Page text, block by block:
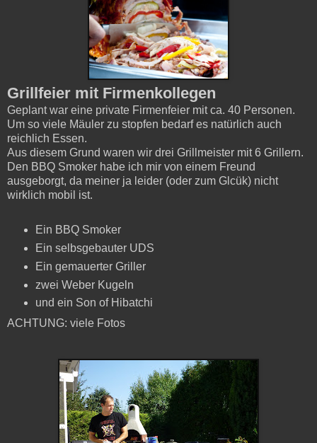
Grillfeier mit Firmenkollegen
Geplant war eine private Firmenfeier mit ca. 40 Personen.
Um so viele Mäuler zu stopfen bedarf es natürlich auch
reichlich Essen.
Aus diesem Grund waren wir drei Grillmeister mit 6 Grillern.
Den BBQ Smoker habe ich mir von einem Freund
ausgeborgt, da meiner ja leider (oder zum Glcük) nicht
wirklich mobil ist.
Ein BBQ Smoker
Ein selbsgebauter UDS
Ein gemauerter Griller
zwei Weber Kugeln
und ein Son of Hibatchi
ACHTUNG: viele Fotos